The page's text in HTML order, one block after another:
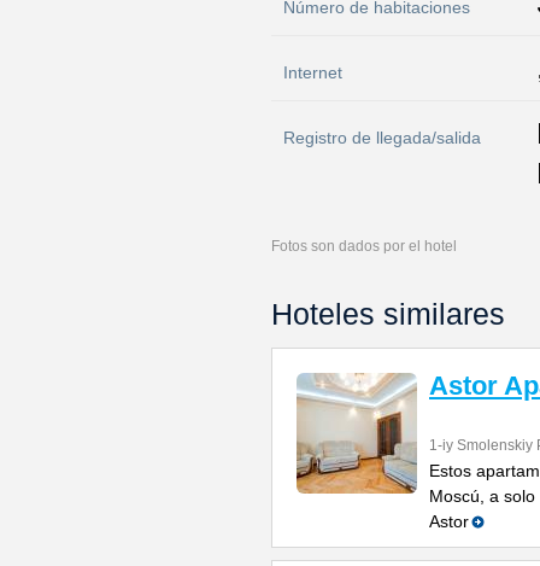
Número de habitaciones
Internet
Registro de llegada/salida
Fotos son dados por el hotel
Hoteles similares
Astor
1-iy Smolenskiy
Estos
Moscú, a
Astor